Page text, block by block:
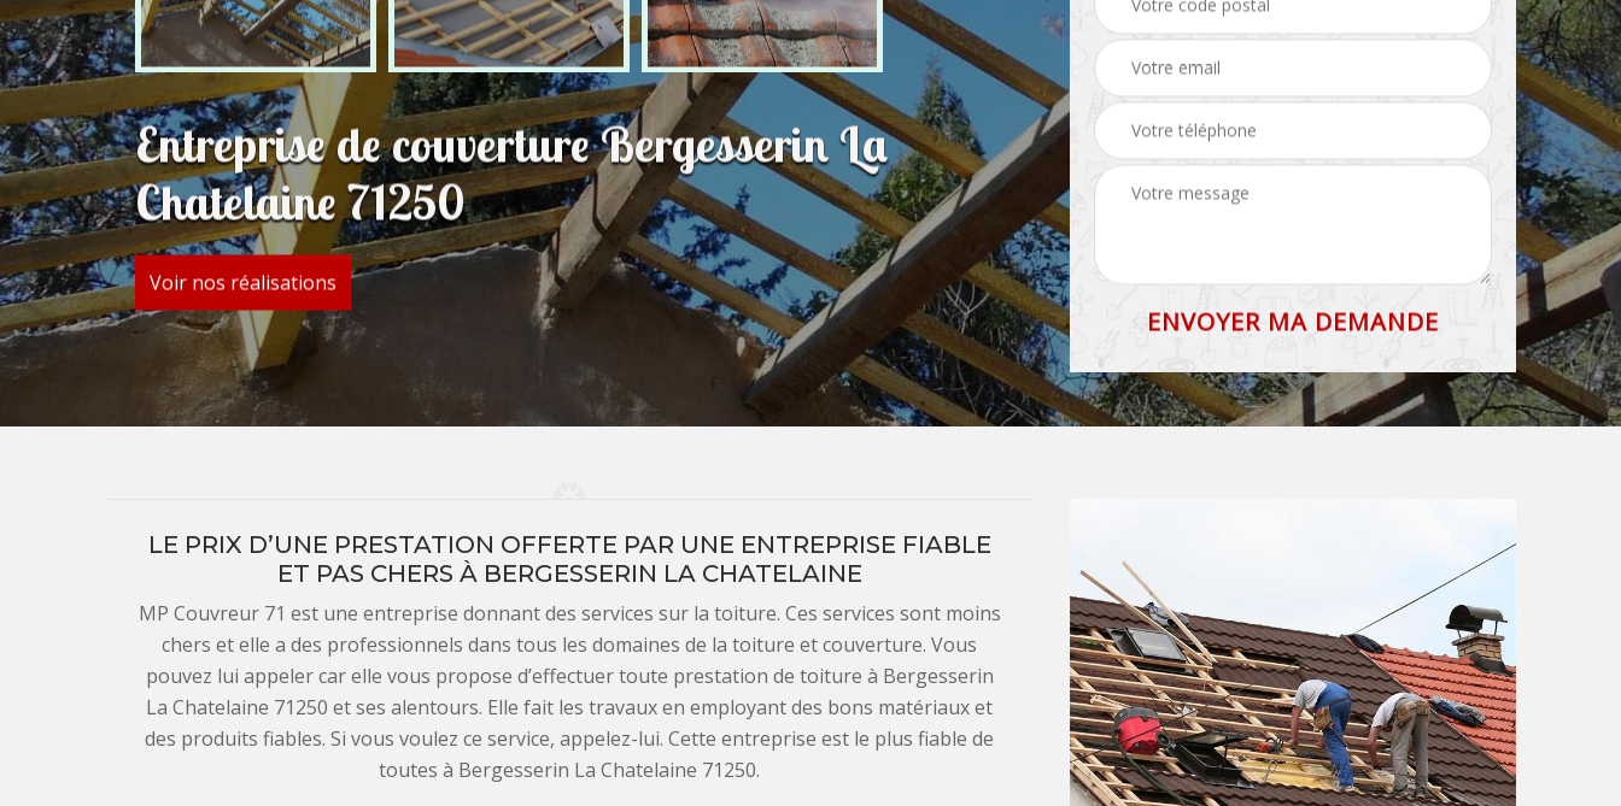
Entreprise de couverture Bergesserin La
Chatelaine 71250
Voir nos réalisations
LE PRIX D’UNE PRESTATION OFFERTE PAR UNE ENTREPRISE FIABLE
ET PAS CHERS À BERGESSERIN LA CHATELAINE
MP Couvreur 71 est une entreprise donnant des services sur la toiture. Ces services sont moins
chers et elle a des professionnels dans tous les domaines de la toiture et couverture. Vous
pouvez lui appeler car elle vous propose d’effectuer toute prestation de toiture à Bergesserin
La Chatelaine 71250 et ses alentours. Elle fait les travaux en employant des bons matériaux et
des produits fiables. Si vous voulez ce service, appelez-lui. Cette entreprise est le plus fiable de
toutes à Bergesserin La Chatelaine 71250.